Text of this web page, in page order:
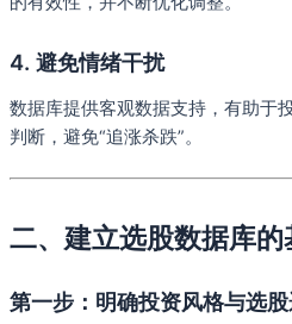
4. 避免情绪干扰
数据库提供客观数据支持，有助于
判断，避免“追涨杀跌”。
二、建立选股数据库的
第一步：明确投资风格与选